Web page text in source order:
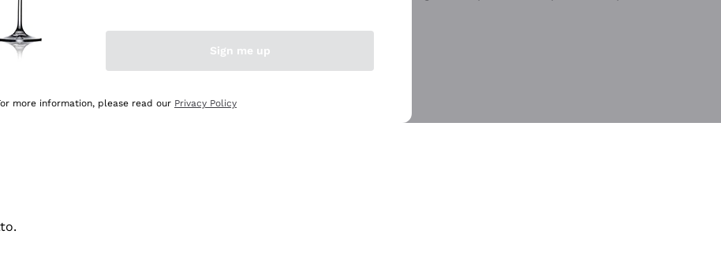
e lo consiglio! 👍
Sign me up
more information, please read our Privacy Policy